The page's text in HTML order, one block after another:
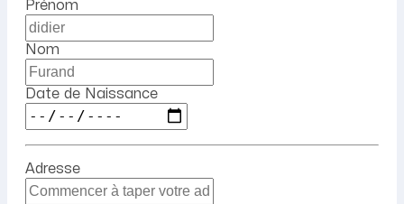
Prénom
Nom
Date de Naissance
Adresse